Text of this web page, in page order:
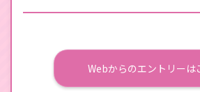
Webからのエントリーは